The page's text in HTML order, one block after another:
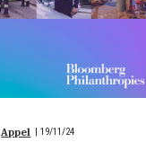
Appel | 19/11/24